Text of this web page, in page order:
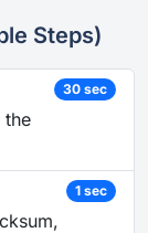
Steps)
the
30 sec
1 sec